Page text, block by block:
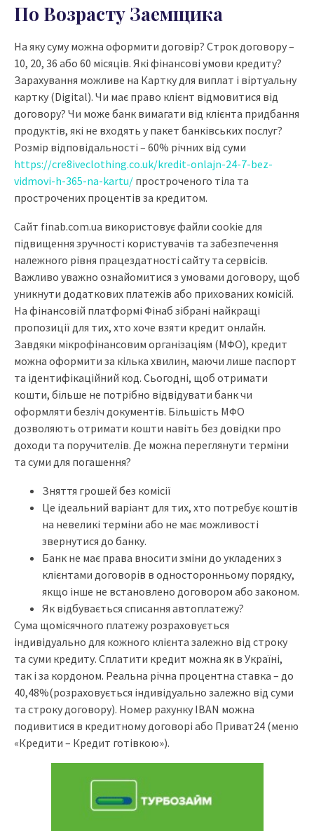
По Возрасту Заемщика
На яку суму можна оформити договір? Строк договору –
10, 20, 36 або 60 місяців. Які фінансові умови кредиту?
Зарахування можливе на Картку для виплат і віртуальну
картку (Digital). Чи має право клієнт відмовитися від
договору? Чи може банк вимагати від клієнта придбання
продуктів, які не входять у пакет банківських послуг?
Розмір відповідальності – 60% річних від суми
https://cre8iveclothing.co.uk/kredit-onlajn-24-7-bez-
vidmovi-h-365-na-kartu/ простроченого тіла та
прострочених процентів за кредитом.
Сайт finab.com.ua використовує файли cookie для
підвищення зручності користувачів та забезпечення
належного рівня працездатності сайту та сервісів.
Важливо уважно ознайомитися з умовами договору, щоб
уникнути додаткових платежів або прихованих комісій.
На фінансовій платформі Фінаб зібрані найкращі
пропозиції для тих, хто хоче взяти кредит онлайн.
Завдяки мікрофінансовим організаціям (МФО), кредит
можна оформити за кілька хвилин, маючи лише паспорт
та ідентифікаційний код. Сьогодні, щоб отримати
кошти, більше не потрібно відвідувати банк чи
оформляти безліч документів. Більшість МФО
дозволяють отримати кошти навіть без довідки про
доходи та поручителів. Де можна переглянути терміни
та суми для погашення?
Зняття грошей без комісії
Це ідеальний варіант для тих, хто потребує коштів
на невеликі терміни або не має можливості
звернутися до банку.
Банк не має права вносити зміни до укладених з
клієнтами договорів в односторонньому порядку,
якщо інше не встановлено договором або законом.
Як відбувається списання автоплатежу?
Сума щомісячного платежу розраховується
індивідуально для кожного клієнта залежно від строку
та суми кредиту. Сплатити кредит можна як в Україні,
так і за кордоном. Реальна річна процентна ставка – до
40,48%(розраховується індивідуально залежно від суми
та строку договору). Номер рахунку IBAN можна
подивитися в кредитному договорі або Приват24 (меню
«Кредити – Кредит готівкою»).